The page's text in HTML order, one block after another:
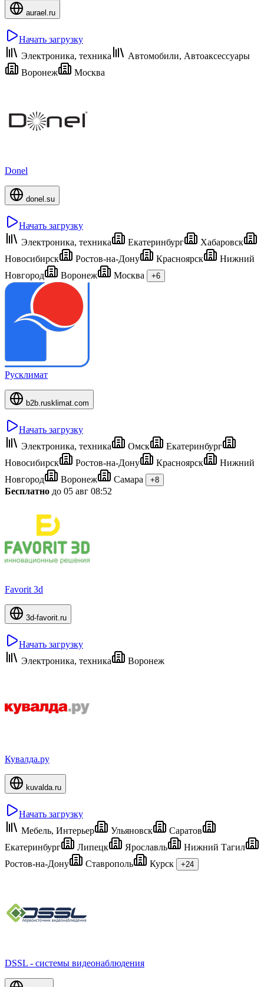
aurael.ru
Начать загрузку
Электроника, техника
Автомобили, Автоаксессуары
Воронеж
Москва
Donel
donel.su
Начать загрузку
Электроника, техника
Екатеринбург
Хабаровск
Новосибирск
Ростов-на-Дону Красноярск
Нижний
Новгород
Воронеж Москва +6
Русклимат
b2b.rusklimat.com
Начать загрузку
Электроника, техника
Омск
Екатеринбург
Новосибирск
Ростов-на-Дону Красноярск
Нижний
Новгород
Воронеж Самара +8
Бесплатно до 05 авг 08:52
Favorit 3d
3d-favorit.ru
Начать загрузку
Электроника, техника
Воронеж
Кувалда.ру
kuvalda.ru
Начать загрузку
Мебель, Интерьер
Ульяновск
Саратов
Екатеринбург
Липецк Ярославль
Нижний Тагил
Ростов-на-Дону
Ставрополь Курск +24
DSSL - системы видеонаблюдения